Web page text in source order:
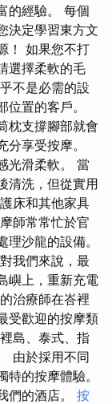
的經驗。 每個
決定學習東方文
！ 如果您不打
選擇柔軟的毛
不是必需的設
置的客戶。
枕支撐腳部就會
享受按摩。
光滑柔軟。 當
清洗，但從實用
床和其他家具
師常常忙於官
沙龍的設備。
我們來說，最
嶼上，重新充電
治療師在峇裡
受歡迎的按摩類
島、泰式、指
由於採用不同
的按摩體驗。
們的酒店。 按